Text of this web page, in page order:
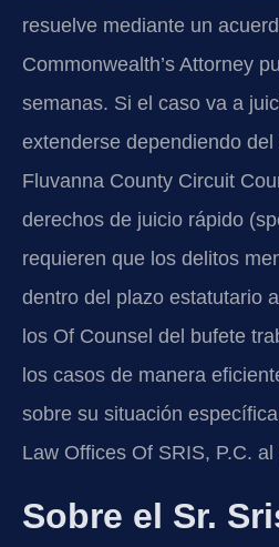
resuelve mediante un
Commonwealth’s Attorney
semanas. Si el caso va a
extenderse dependiendo del
Fluvanna County Circuit
derechos de juicio rápido
requieren que los delitos
dentro del plazo estatutario
los Of Counsel del bufete
los casos de manera
sobre su situación
Law Offices Of SRIS, P.C.
Sobre el Sr.